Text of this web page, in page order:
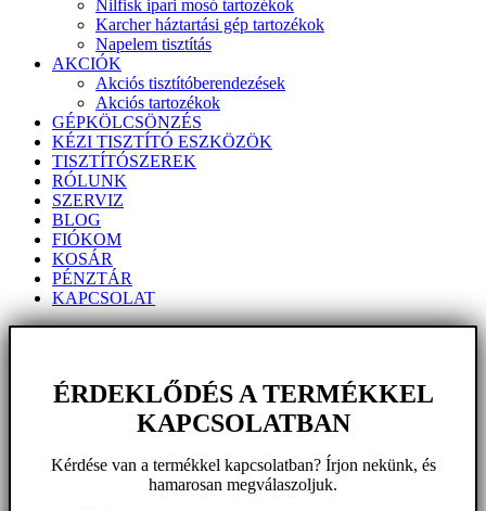
Nilfisk ipari mosó tartozékok
Karcher háztartási gép tartozékok
Napelem tisztítás
AKCIÓK
Akciós tisztítóberendezések
Akciós tartozékok
GÉPKÖLCSÖNZÉS
KÉZI TISZTÍTÓ ESZKÖZÖK
TISZTÍTÓSZEREK
RÓLUNK
SZERVIZ
BLOG
FIÓKOM
KOSÁR
PÉNZTÁR
KAPCSOLAT
ÉRDEKLŐDÉS A TERMÉKKEL
KAPCSOLATBAN
Kérdése van a termékkel kapcsolatban? Írjon nekünk, és
hamarosan megválaszoljuk.